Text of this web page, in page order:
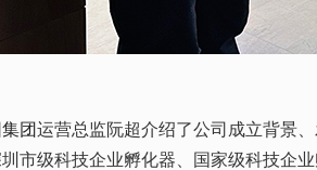
团运营总监阮超介绍了公司成立背景、
市级科技企业孵化器、国家级科技企